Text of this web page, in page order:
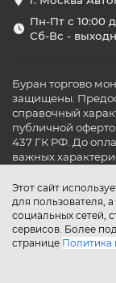
Этот сайт
для пользователя,
социальных сетей,
сервисов. Более
странице Политика
Пн-Пт с 10:00
Сб-Вс -
Буран торгово
защищены.
справочный
публичной
437 ГК РФ. До
важных